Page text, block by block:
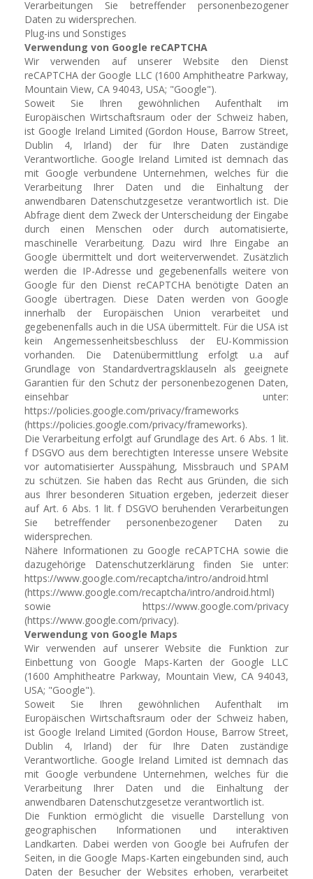
Verarbeitungen Sie betreffender personenbezogener
Daten zu widersprechen.
Plug-ins und Sonstiges
Verwendung von Google reCAPTCHA
Wir verwenden auf unserer Website den Dienst
reCAPTCHA der Google LLC (1600 Amphitheatre Parkway,
Mountain View, CA 94043, USA; "Google").
Soweit Sie Ihren gewöhnlichen Aufenthalt im
Europäischen Wirtschaftsraum oder der Schweiz haben,
ist Google Ireland Limited (Gordon House, Barrow Street,
Dublin 4, Irland) der für Ihre Daten zuständige
Verantwortliche. Google Ireland Limited ist demnach das
mit Google verbundene Unternehmen, welches für die
Verarbeitung Ihrer Daten und die Einhaltung der
anwendbaren Datenschutzgesetze verantwortlich ist. Die
Abfrage dient dem Zweck der Unterscheidung der Eingabe
durch einen Menschen oder durch automatisierte,
maschinelle Verarbeitung. Dazu wird Ihre Eingabe an
Google übermittelt und dort weiterverwendet. Zusätzlich
werden die IP-Adresse und gegebenenfalls weitere von
Google für den Dienst reCAPTCHA benötigte Daten an
Google übertragen. Diese Daten werden von Google
innerhalb der Europäischen Union verarbeitet und
gegebenenfalls auch in die USA übermittelt. Für die USA ist
kein Angemessenheitsbeschluss der EU-Kommission
vorhanden. Die Datenübermittlung erfolgt u.a auf
Grundlage von Standardvertragsklauseln als geeignete
Garantien für den Schutz der personenbezogenen Daten,
einsehbar unter:
https://policies.google.com/privacy/frameworks
(https://policies.google.com/privacy/frameworks).
Die Verarbeitung erfolgt auf Grundlage des Art. 6 Abs. 1 lit.
f DSGVO aus dem berechtigten Interesse unsere Website
vor automatisierter Ausspähung, Missbrauch und SPAM
zu schützen. Sie haben das Recht aus Gründen, die sich
aus Ihrer besonderen Situation ergeben, jederzeit dieser
auf Art. 6 Abs. 1 lit. f DSGVO beruhenden Verarbeitungen
Sie betreffender personenbezogener Daten zu
widersprechen.
Nähere Informationen zu Google reCAPTCHA sowie die
dazugehörige Datenschutzerklärung finden Sie unter:
https://www.google.com/recaptcha/intro/android.html
(https://www.google.com/recaptcha/intro/android.html)
sowie https://www.google.com/privacy
(https://www.google.com/privacy).
Verwendung von Google Maps
Wir verwenden auf unserer Website die Funktion zur
Einbettung von Google Maps-Karten der Google LLC
(1600 Amphitheatre Parkway, Mountain View, CA 94043,
USA; "Google").
Soweit Sie Ihren gewöhnlichen Aufenthalt im
Europäischen Wirtschaftsraum oder der Schweiz haben,
ist Google Ireland Limited (Gordon House, Barrow Street,
Dublin 4, Irland) der für Ihre Daten zuständige
Verantwortliche. Google Ireland Limited ist demnach das
mit Google verbundene Unternehmen, welches für die
Verarbeitung Ihrer Daten und die Einhaltung der
anwendbaren Datenschutzgesetze verantwortlich ist.
Die Funktion ermöglicht die visuelle Darstellung von
geographischen Informationen und interaktiven
Landkarten. Dabei werden von Google bei Aufrufen der
Seiten, in die Google Maps-Karten eingebunden sind, auch
Daten der Besucher der Websites erhoben, verarbeitet